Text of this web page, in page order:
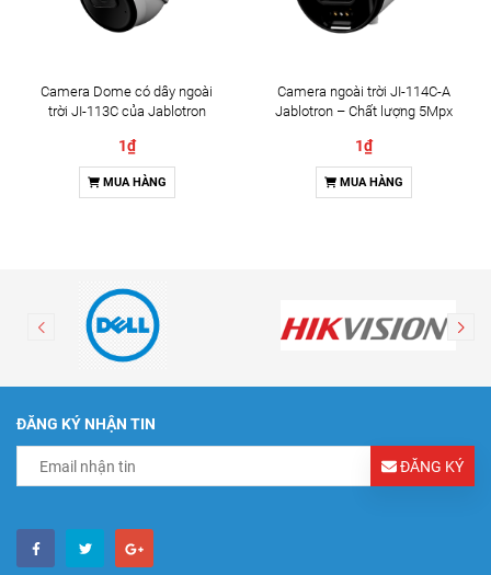
Camera Dome có dây ngoài
trời JI-113C của Jablotron
1₫
MUA HÀNG
Camera ngoài trời JI-114C-A
Jablotron – Chất lượng 5Mpx
1₫
MUA HÀNG
ĐĂNG KÝ NHẬN TIN
ĐĂNG KÝ